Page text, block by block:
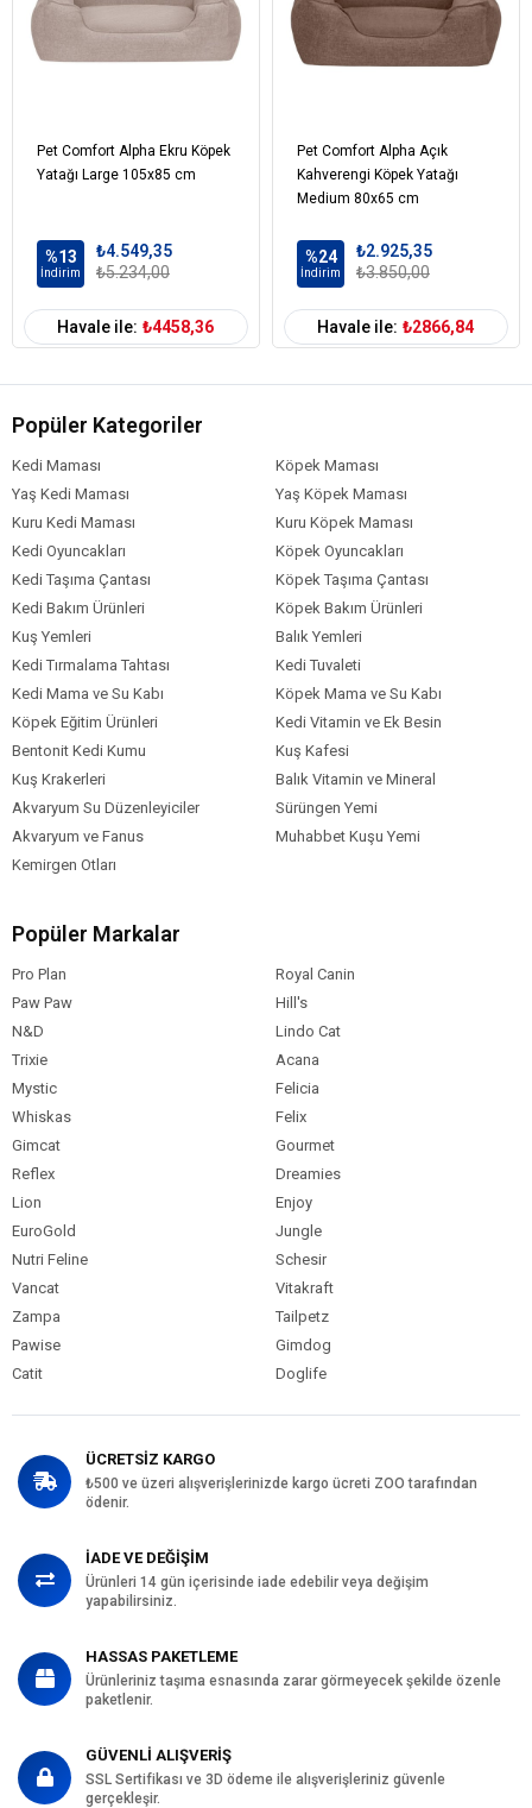
Pet Comfort Alpha Ekru Köpek
Yatağı Large 105x85 cm
%13
İndirim
₺4.549,35
₺5.234,00
Havale ile: ₺4458,36
Pet Comfort Alpha Açık
Kahverengi Köpek Yatağı
Medium 80x65 cm
%24
İndirim
₺2.925,35
₺3.850,00
Havale ile: ₺2866,84
Popüler Kategoriler
Kedi Maması
Köpek Maması
Yaş Kedi Maması
Yaş Köpek Maması
Kuru Kedi Maması
Kuru Köpek Maması
Kedi Oyuncakları
Köpek Oyuncakları
Kedi Taşıma Çantası
Köpek Taşıma Çantası
Kedi Bakım Ürünleri
Köpek Bakım Ürünleri
Kuş Yemleri
Balık Yemleri
Kedi Tırmalama Tahtası
Kedi Tuvaleti
Kedi Mama ve Su Kabı
Köpek Mama ve Su Kabı
Köpek Eğitim Ürünleri
Kedi Vitamin ve Ek Besin
Bentonit Kedi Kumu
Kuş Kafesi
Kuş Krakerleri
Balık Vitamin ve Mineral
Akvaryum Su Düzenleyiciler
Sürüngen Yemi
Akvaryum ve Fanus
Muhabbet Kuşu Yemi
Kemirgen Otları
Popüler Markalar
Pro Plan
Royal Canin
Paw Paw
Hill's
N&D
Lindo Cat
Trixie
Acana
Mystic
Felicia
Whiskas
Felix
Gimcat
Gourmet
Reflex
Dreamies
Lion
Enjoy
EuroGold
Jungle
Nutri Feline
Schesir
Vancat
Vitakraft
Zampa
Tailpetz
Pawise
Gimdog
Catit
Doglife
ÜCRETSİZ KARGO
₺500 ve üzeri alışverişlerinizde kargo ücreti ZOO tarafından
ödenir.
İADE VE DEĞİŞİM
Ürünleri 14 gün içerisinde iade edebilir veya değişim
yapabilirsiniz.
HASSAS PAKETLEME
Ürünleriniz taşıma esnasında zarar görmeyecek şekilde özenle
paketlenir.
GÜVENLİ ALIŞVERİŞ
SSL Sertifikası ve 3D ödeme ile alışverişleriniz güvenle
gerçekleşir.